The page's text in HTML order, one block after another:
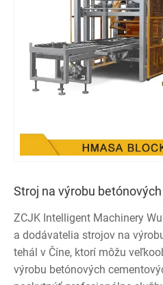
Stroj na výrobu
ZCJK Intelligent Machinery
a dodávatelia strojov na
tehál v Číne, ktorí môžu
výrobu betónových